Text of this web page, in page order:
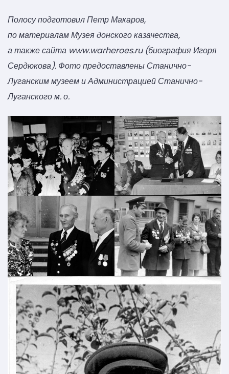
Полосу подготовил Петр Макаров,
по материалам Музея донского казачества,
а также сайта www.warheroes.ru (биография Игоря
Сердюкова). Фото предоставлены Станично-
Луганским музеем и Администрацией Станично-
Луганского м. о.